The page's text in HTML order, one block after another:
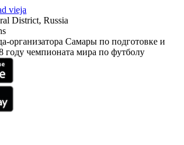
vieja
District, Russia
организатора Самары по подготовке и
году чемпионата мира по футболу